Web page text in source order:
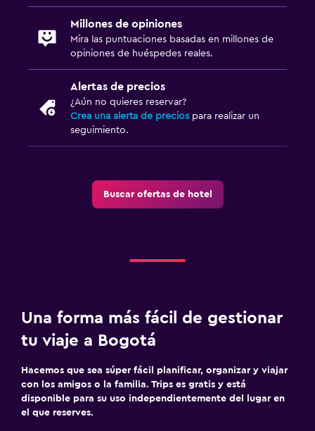
Millones de opiniones
Mira las puntuaciones basadas en millones de
opiniones de huéspedes reales.
Alertas de precios
¿Aún no quieres reservar?
Crea una alerta de precios para realizar un
seguimiento.
Buscar ofertas de hotel
Una forma más fácil de gestionar
tu viaje a Bogotá
Hacemos que sea súper fácil planificar, organizar y viajar
con los amigos o la familia. Trips es gratis y está
disponible para su uso independientemente del lugar en
el que reserves.